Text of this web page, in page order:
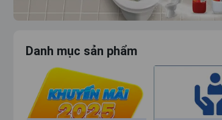
Danh mục sản phẩm